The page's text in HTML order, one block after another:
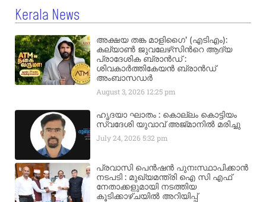
Kerala News
അക്ഷയ തങ്ക മാളിഗൈ’ (എടിഎം):
കല്യാണ്‍ ജുവലേഴ്‌സിന്‍റെ ആദ്യ
പ്രാദേശിക ബ്രാന്‍ഡ് :
ശിവകാര്‍ത്തികേയന്‍ ബ്രാന്‍ഡ്
അംബാസഡര്‍
August 3, 2026 12:25 pm
ഹൃദയാ ഘാതം : കൊല്ലം കൊട്ടിയം
സ്വദേശി യുവാവ് അജ്മാനിൽ മരിച്ചു
July 24, 20265:32 pm
പ്രവാസി പെൻഷൻ പുനഃസ്ഥാപിക്കാൻ
നടപടി : മുഖ്യമന്ത്രി ഐ സി എഫ്
നേതാക്കളുമായി നടത്തിയ
കൂടിക്കാഴ്ചയിൽ അറിയിപ്പ്